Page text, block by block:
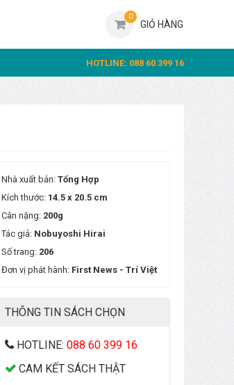
0
GIỎ HÀNG
HOTLINE: 088 60 399 16
Nhà xuất bản: Tổng Hợp
Kích thước: 14.5 x 20.5 cm
Cân nặng: 200g
Tác giả: Nobuyoshi Hirai
Số trang: 206
Đơn vị phát hành: First News - Trí Việt
THÔNG TIN SÁCH CHỌN
HOTLINE: 088 60 399 16
CAM KẾT SÁCH THẬT